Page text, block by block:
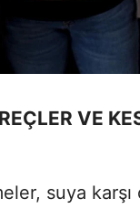
VE
suya karşı